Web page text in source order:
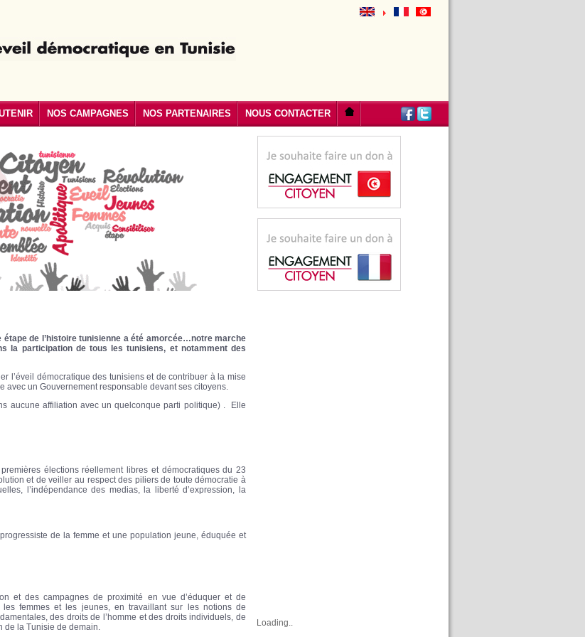
NOS CAMPAGNES NOS PARTENAIRES NOUS CONTACTER
de l’histoire tunisienne a été amorcée…notre marche
la participation de tous les tunisiens, et notamment des
l’éveil démocratique des tunisiens et de contribuer à la mise
avec un Gouvernement responsable devant ses citoyens.
aucune affiliation avec un quelconque parti politique) . Elle
élections réellement libres et démocratiques du 23
et de veiller au respect des piliers de toute démocratie à
l’indépendance des medias, la liberté d’expression, la
de la femme et une population jeune, éduquée et
et des campagnes de proximité en vue d’éduquer et de
femmes et les jeunes, en travaillant sur les notions de
des droits de l’homme et des droits individuels, de
de la Tunisie de demain.
Loading..